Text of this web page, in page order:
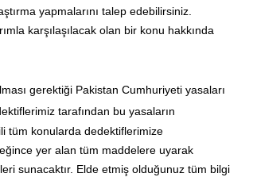
yapmalarını talep edebilirsiniz.
karşılaşılacak olan bir konu hakkında
gerektiği Pakistan Cumhuriyeti yasaları
tarafından bu yasaların
tüm konularda dedektiflerimize
yer alan tüm maddelere uyarak
sunacaktır. Elde etmiş olduğunuz tüm bilgi